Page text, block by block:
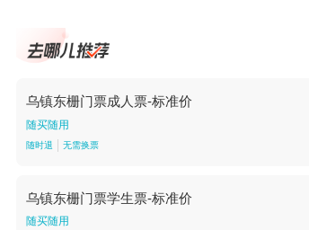
乌镇东栅门票成人票-标准价
随买随用
随时退 无需换票
乌镇东栅门票学生票-标准价
随买随用